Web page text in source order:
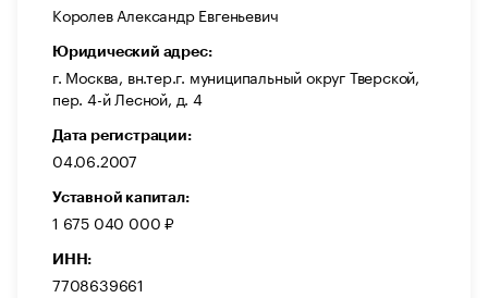
Королев Александр Евгеньевич
Юридический адрес:
г. Москва, вн.тер.г. муниципальный округ Тверской,
пер. 4-й Лесной, д. 4
Дата регистрации:
04.06.2007
Уставной капитал:
1 675 040 000 ₽
ИНН:
7708639661